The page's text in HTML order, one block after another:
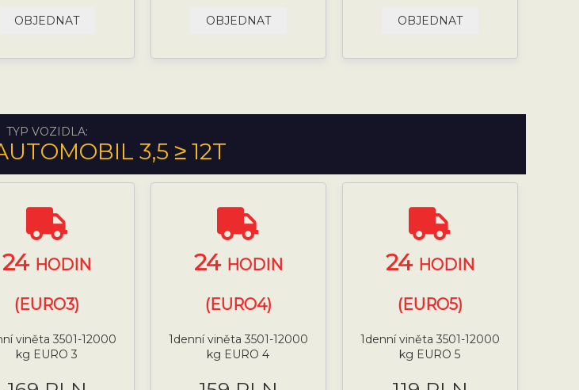
OBJEDNAT OBJEDNAT OBJEDNAT
TYP VOZIDLA:
3,5 ≥ 12T
24 HODIN
(EURO3)
viněta 3501-12000
kg EURO 3
24 HODIN
(EURO4)
1denní viněta 3501-12000
kg EURO 4
24 HODIN
(EURO5)
1denní viněta 3501-12000
kg EURO 5